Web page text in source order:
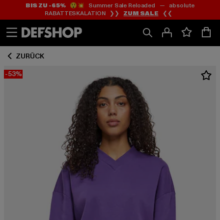
Zum
Inhalt
springen
Zum
Fußzeile
springen
BIS ZU -65%😲💥 Summer Sale Reloaded — absolute
RABATTESKALATION ❯❯ ZUM SALE ❮❮
ZURÜCK
-53%